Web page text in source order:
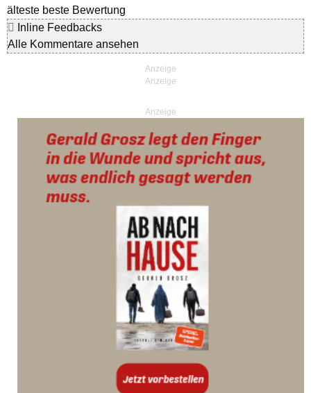
älteste beste Bewertung
Inline Feedbacks
Alle Kommentare ansehen
Anzeige